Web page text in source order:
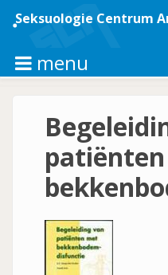
naar
gaan
Seksuologie Centrum
menu